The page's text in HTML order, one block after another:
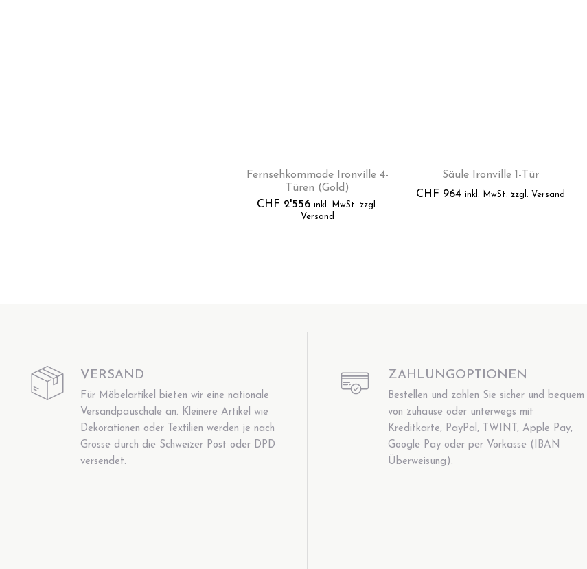
Fernsehkommode Ironville 4-
Türen (Gold)
CHF 2'556 inkl. MwSt. zzgl.
Versand
Säule Ironville 1-Tür
CHF 964 inkl. MwSt. zzgl. Versand
VERSAND
Für Möbelartikel bieten wir eine nationale
Versandpauschale an. Kleinere Artikel wie
Dekorationen oder Textilien werden je nach
Grösse durch die Schweizer Post oder DPD
versendet.
ZAHLUNGOPTIONEN
Bestellen und zahlen Sie sicher und bequem
von zuhause oder unterwegs mit
Kreditkarte, PayPal, TWINT, Apple Pay,
Google Pay oder per Vorkasse (IBAN
Überweisung).